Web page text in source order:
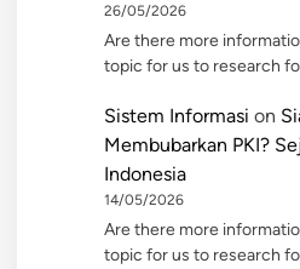
26/05/2026
Are there more
topic for us to research
Sistem Informasi on
Membubarkan PKI?
Indonesia
14/05/2026
Are there more
topic for us to research